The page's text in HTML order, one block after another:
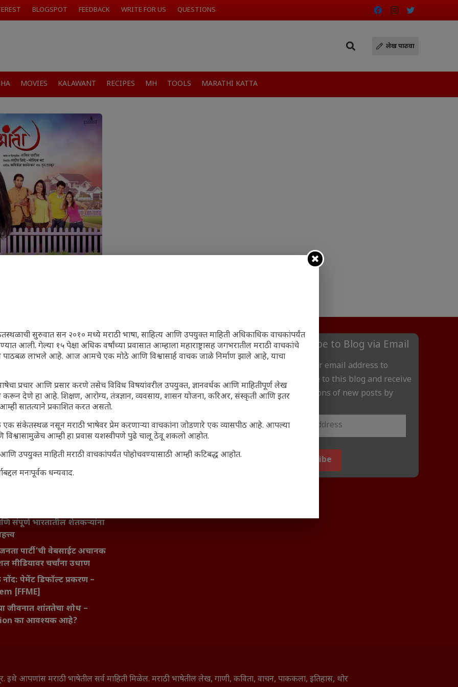
BLOGSPOT FEEDBACK WRITE FOR US QUESTIONS
लेख पाठवा
MOVIES KALAWANT RECIPES MH TOOLS MARATHI KATTA
गावठी उपाय – घरच्या
प्राथमिक आराम
तरुण पिढी कुठे हरवली?
किल्ल्यांचे महत्त्व : स्वराज्याच्या
साक्षीदार
आणि हरवत चाललेली
: आजच्या तरुणांच्या मनात
स्वप्नांना वास्तवात
शेतकऱ्यांसमोरील नवीन
संधी
संपूर्ण भारतातील शेतकऱ्यांना
पार्टी’ची वेबसाईट अचानक
मीडियावर चर्चांना उधाण
नोंद: पेमेंट डिफॉल्ट प्रकरण –
[FFME]
जीवनात शांततेचा शोध –
का आवश्यक आहे?
Subscribe to Blog via Email
Enter your email address to
subscribe to this blog and receive
notifications of new posts by
Subscribe
सूर. इथे आपणांस मराठी भाषेतील सर्व माहिती मिळेल. मराठी भाषेतील लेख, गाणी, कविता, वाचन, पाककला, इतिहास, थोर
सुरुवात सन २०१० मध्ये मराठी भाषा, साहित्य आणि उपयुक्त माहिती अधिकाधिक वाचकांपर्यंत
आली. गेल्या १५ पेक्षा अधिक वर्षांच्या प्रवासात आम्हाला महाराष्ट्रासह जगभरातील मराठी वाचकांचे
पाठबळ लाभले आहे. आज आमचे एक मोठे आणि विश्वासार्ह वाचक जाळे निर्माण झाले आहे, याचा
प्रचार आणि प्रसार करणे तसेच विविध विषयांवरील उपयुक्त, ज्ञानवर्धक आणि माहितीपूर्ण लेख
करून देणे हा आहे. शिक्षण, आरोग्य, तंत्रज्ञान, व्यवसाय, शासन योजना, करिअर, संस्कृती आणि इतर
सातत्याने प्रकाशित करत असतो.
संकेतस्थळ नसून मराठी भाषेवर प्रेम करणाऱ्या वाचकांना जोडणारे एक व्यासपीठ आहे. आपल्या
आम्ही हा प्रवास यशस्वीपणे पुढे चालू ठेवू शकलो आहोत.
आणि उपयुक्त माहिती मराठी वाचकांपर्यंत पोहोचवण्यासाठी आम्ही कटिबद्ध आहोत.
मनःपूर्वक धन्यवाद.